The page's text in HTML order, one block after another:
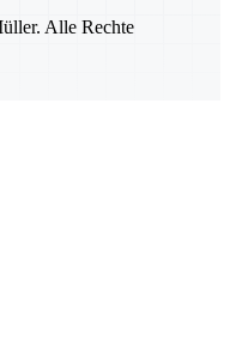
Alle Rechte